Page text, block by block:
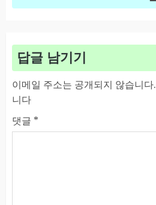
답글 남기기
이메일 주소는 공개되지 않습니다.
니다
댓글 *